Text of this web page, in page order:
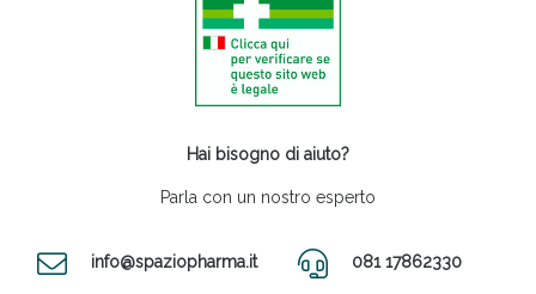
Hai bisogno di aiuto?
Parla con un nostro esperto
info@spaziopharma.it 081 17862330